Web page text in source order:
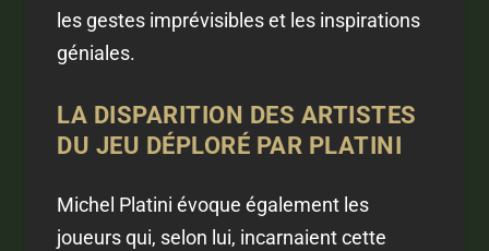
les gestes imprévisibles et les inspirations
géniales.
LA DISPARITION DES ARTISTES
DU JEU DÉPLORÉ PAR PLATINI
Michel Platini évoque également les
joueurs qui, selon lui, incarnaient cette